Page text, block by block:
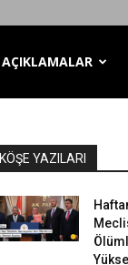
AÇIKLAMALAR
KÖŞE YAZILARI